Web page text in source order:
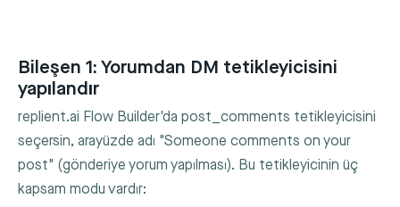
Bileşen 1: Yorumdan DM tetikleyicisini
yapılandır
replient.ai Flow Builder'da post_comments tetikleyicisini
seçersin, arayüzde adı "Someone comments on your
post" (gönderiye yorum yapılması). Bu tetikleyicinin üç
kapsam modu vardır: